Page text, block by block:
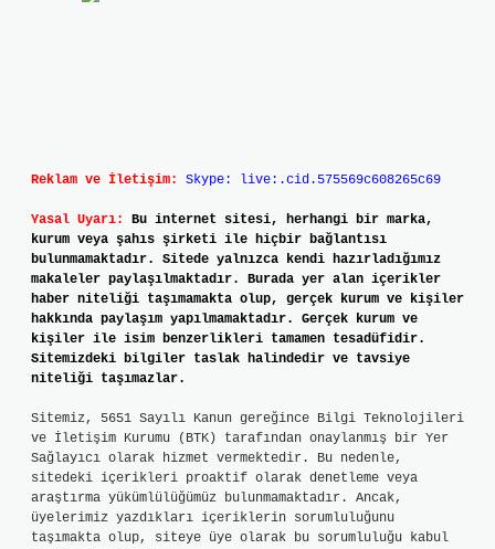
Reklam ve İletişim: Skype: live:.cid.575569c608265c69
Yasal Uyarı:
Bu internet sitesi, herhangi bir marka,
kurum veya şahıs şirketi ile hiçbir bağlantısı
bulunmamaktadır. Sitede yalnızca kendi hazırladığımız
makaleler paylaşılmaktadır. Burada yer alan içerikler
haber niteliği taşımamakta olup, gerçek kurum ve kişiler
hakkında paylaşım yapılmamaktadır. Gerçek kurum ve
kişiler ile isim benzerlikleri tamamen tesadüfidir.
Sitemizdeki bilgiler taslak halindedir ve tavsiye
niteliği taşımazlar.
Sitemiz, 5651 Sayılı Kanun gereğince Bilgi Teknolojileri
ve İletişim Kurumu (BTK) tarafından onaylanmış bir Yer
Sağlayıcı olarak hizmet vermektedir. Bu nedenle,
sitedeki içerikleri proaktif olarak denetleme veya
araştırma yükümlülüğümüz bulunmamaktadır. Ancak,
üyelerimiz yazdıkları içeriklerin sorumluluğunu
taşımakta olup, siteye üye olarak bu sorumluluğu kabul